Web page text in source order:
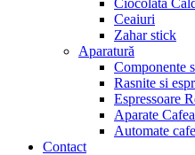
Ciocolata
Ceaiuri
Zahar stick
Aparatură
Componente
Rasnite si
Espressoare
Aparate Cafea
Automate
Contact